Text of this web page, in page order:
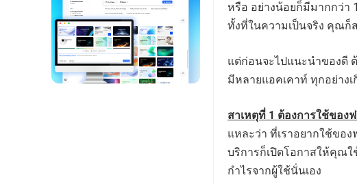
หรือ อย่างน้อยก็มีมากกว่า
ทั้งที่ในความเป็นจริง คุณก็
แต่ก่อนจะไปแนะนำของดี
มีหลายแอคเคาท์ ทุกอย่าง
สาเหตุที่ 1 ต้องการใช้ของ
แหละว่า ที่เราอยากใช้ขอ
บริการก็เปิดโอกาสให้คุณใ
กำไรจากผู้ใช้นั่นเอง